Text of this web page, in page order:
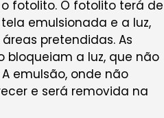
fotolito. O fotolito terá de
emulsionada e a luz,
pretendidas. As
a luz, que não
emulsão, onde não
e será removida na